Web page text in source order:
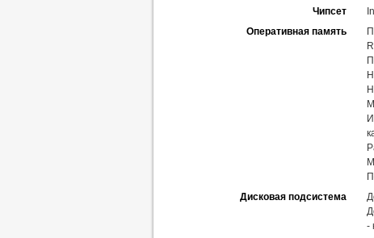
Чипсет
Оперативная память
Дисковая подсистема
-